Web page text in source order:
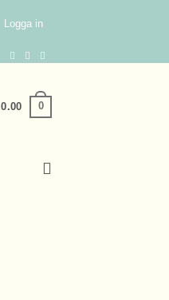
Logga in
0.00 0